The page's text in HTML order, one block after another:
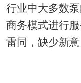
行业中大多数
商务模式进行
雷同，缺少新意